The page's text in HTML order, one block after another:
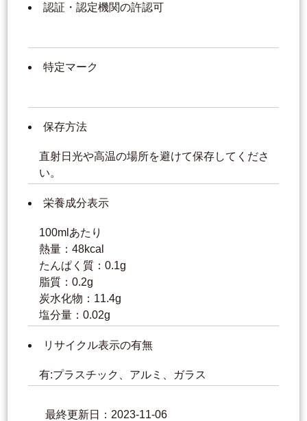
認証・認定機関の許認可
特定マーク
保存方法
直射日光や高温の場所を避けて保存してくださ
い。
栄養成分表示
100mlあたり
熱量：48kcal
たんぱく質：0.1g
脂質：0.2g
炭水化物：11.4g
塩分量：0.02g
リサイクル表示の有無
有:プラスチック、アルミ、ガラス
最終更新日：2023-11-06